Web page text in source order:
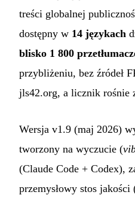
treści globalnej
dostępny w 14 językach
blisko 1 800
przybliżeniu, bez źródeł
jls42.org, a licznik rośnie
Wersja v1.9 (maj 2026)
tworzony na wyczucie (
(Claude Code + Codex),
przemysłowy stos